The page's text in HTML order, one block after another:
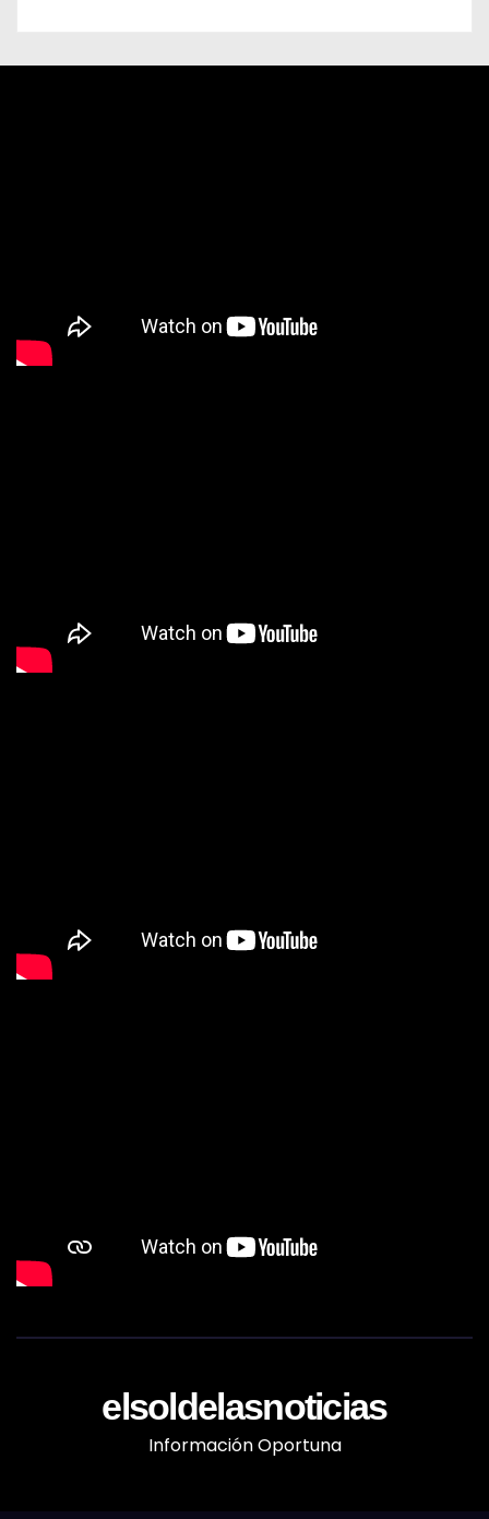
elsoldelasnoticias
Información Oportuna